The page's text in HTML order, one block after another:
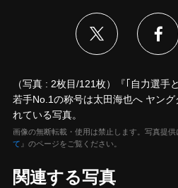
（写真 : 2枚目/121枚）『｢自力選手
若手No.1の称号は太田海也へ ヤン
れている写真。
画像の無断転載・使用は禁止します。写真提供
て 』のページをご覧ください。
関連する写真